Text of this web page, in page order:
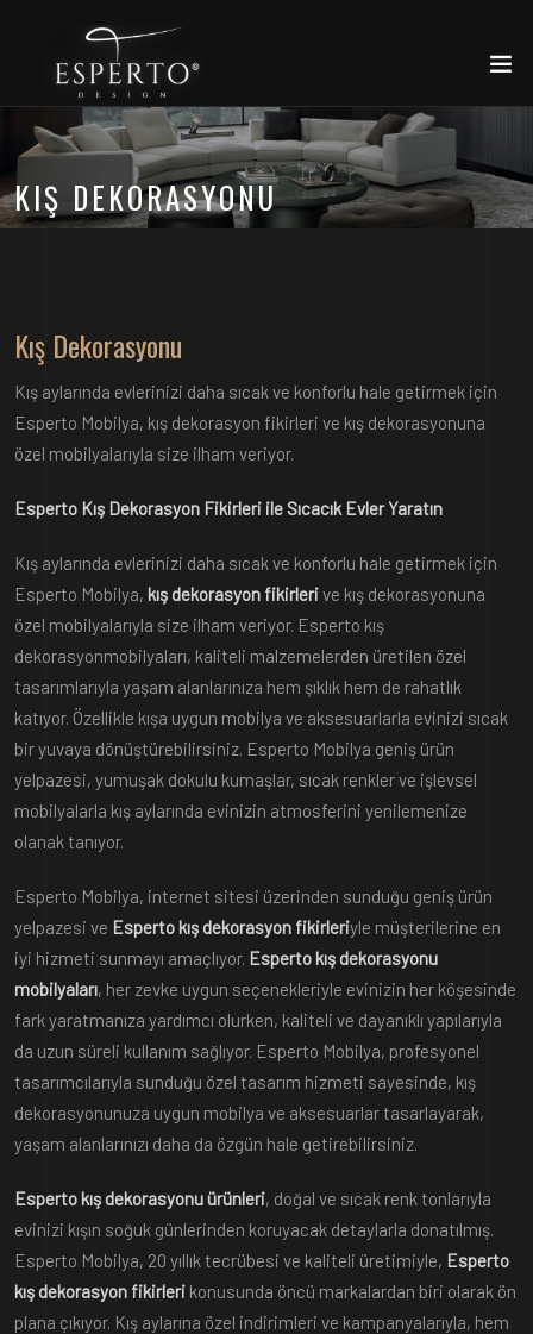
KIŞ DEKORASYONU
Kış Dekorasyonu
Kış aylarında evlerinizi daha sıcak ve konforlu hale getirmek için
Esperto Mobilya, kış dekorasyon fikirleri ve kış dekorasyonuna
özel mobilyalarıyla size ilham veriyor.
Esperto Kış Dekorasyon Fikirleri ile Sıcacık Evler Yaratın
Kış aylarında evlerinizi daha sıcak ve konforlu hale getirmek için
Esperto Mobilya, kış dekorasyon fikirlerive kış dekorasyonuna
özel mobilyalarıyla size ilham veriyor. Esperto kış
dekorasyonmobilyaları, kaliteli malzemelerden üretilen özel
tasarımlarıyla yaşam alanlarınıza hem şıklık hem de rahatlık
katıyor. Özellikle kışa uygun mobilya ve aksesuarlarla evinizi sıcak
bir yuvaya dönüştürebilirsiniz. Esperto Mobilya geniş ürün
yelpazesi, yumuşak dokulu kumaşlar, sıcak renkler ve işlevsel
mobilyalarla kış aylarında evinizin atmosferini yenilemenize
olanak tanıyor.
Esperto Mobilya, internet sitesi üzerinden sunduğu geniş ürün
yelpazesi ve Esperto kış dekorasyon fikirleriyle müşterilerine en
iyi hizmeti sunmayı amaçlıyor. Esperto kış dekorasyonu
mobilyaları, her zevke uygun seçenekleriyle evinizin her köşesinde
fark yaratmanıza yardımcı olurken, kaliteli ve dayanıklı yapılarıyla
da uzun süreli kullanım sağlıyor. Esperto Mobilya, profesyonel
tasarımcılarıyla sunduğu özel tasarım hizmeti sayesinde, kış
dekorasyonunuza uygun mobilya ve aksesuarlar tasarlayarak,
yaşam alanlarınızı daha da özgün hale getirebilirsiniz.
Esperto kış dekorasyonu ürünleri, doğal ve sıcak renk tonlarıyla
evinizi kışın soğuk günlerinden koruyacak detaylarla donatılmış.
Esperto Mobilya, 20 yıllık tecrübesi ve kaliteli üretimiyle, Esperto
kış dekorasyon fikirleri konusunda öncü markalardan biri olarak ön
plana çıkıyor. Kış aylarına özel indirimleri ve kampanyalarıyla, hem